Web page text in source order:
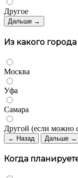
Другое
Дальше →
Из какого
Москва
Уфа
Самара
Другой (если можно
← Назад Дальше →
Когда